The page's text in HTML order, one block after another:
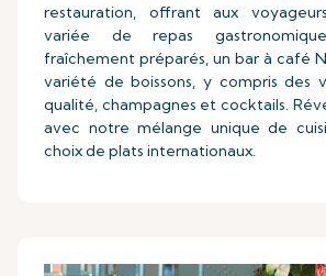
restauration, offrant aux
variée de repas
fraîchement préparés, un bar à café
variété de boissons, y compris des
qualité, champagnes et cocktails.
avec notre mélange unique de
choix de plats internationaux.